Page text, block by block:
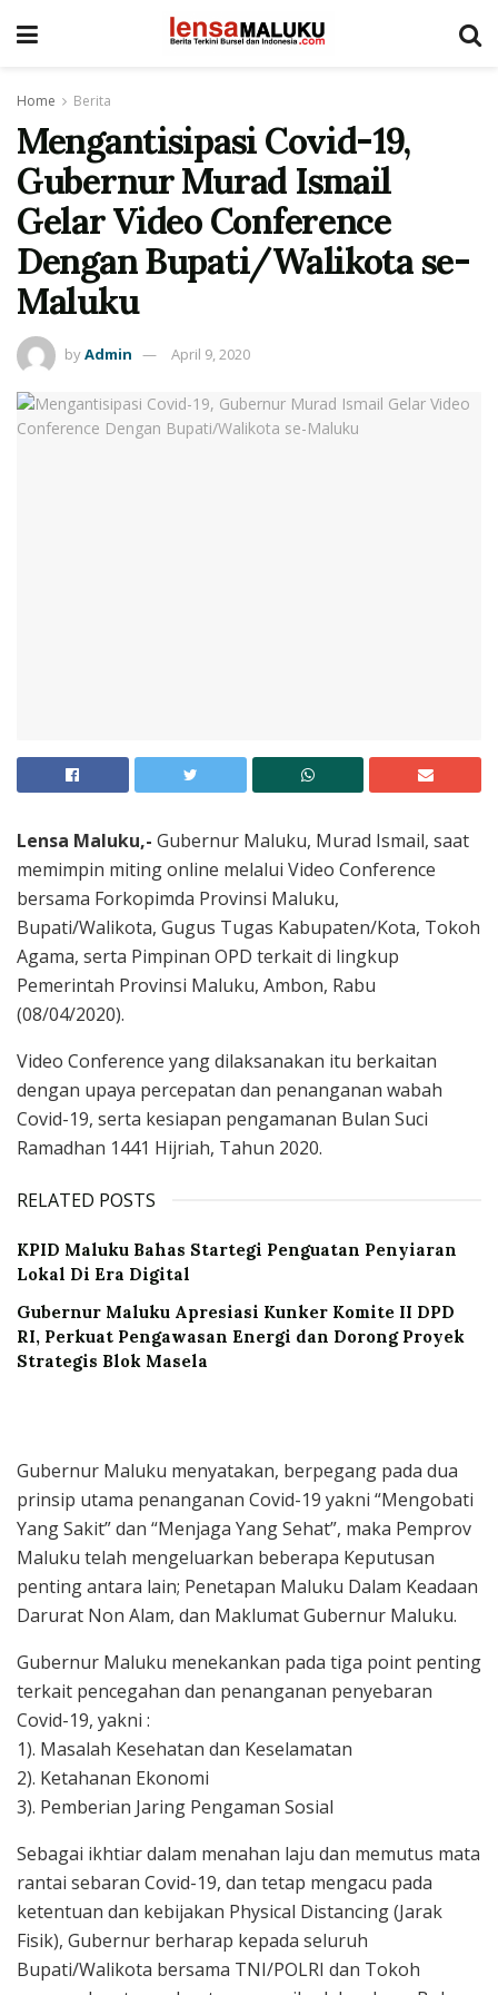
Home Berita
Mengantisipasi Covid-19,
Gubernur Murad Ismail
Gelar Video Conference
Dengan Bupati/Walikota se-
Maluku
byAdmin April 9, 2020
Lensa Maluku,- Gubernur Maluku, Murad Ismail, saat
memimpin miting online melalui Video Conference
bersama Forkopimda Provinsi Maluku,
Bupati/Walikota, Gugus Tugas Kabupaten/Kota, Tokoh
Agama, serta Pimpinan OPD terkait di lingkup
Pemerintah Provinsi Maluku, Ambon, Rabu
(08/04/2020).
Video Conference yang dilaksanakan itu berkaitan
dengan upaya percepatan dan penanganan wabah
Covid-19, serta kesiapan pengamanan Bulan Suci
Ramadhan 1441 Hijriah, Tahun 2020.
RELATED POSTS
KPID Maluku Bahas Startegi Penguatan Penyiaran
Lokal Di Era Digital
Gubernur Maluku Apresiasi Kunker Komite II DPD
RI, Perkuat Pengawasan Energi dan Dorong Proyek
Strategis Blok Masela
Gubernur Maluku menyatakan, berpegang pada dua
prinsip utama penanganan Covid-19 yakni “Mengobati
Yang Sakit” dan “Menjaga Yang Sehat”, maka Pemprov
Maluku telah mengeluarkan beberapa Keputusan
penting antara lain; Penetapan Maluku Dalam Keadaan
Darurat Non Alam, dan Maklumat Gubernur Maluku.
Gubernur Maluku menekankan pada tiga point penting
terkait pencegahan dan penanganan penyebaran
Covid-19, yakni :
1). Masalah Kesehatan dan Keselamatan
2). Ketahanan Ekonomi
3). Pemberian Jaring Pengaman Sosial
Sebagai ikhtiar dalam menahan laju dan memutus mata
rantai sebaran Covid-19, dan tetap mengacu pada
ketentuan dan kebijakan Physical Distancing (Jarak
Fisik), Gubernur berharap kepada seluruh
Bupati/Walikota bersama TNI/POLRI dan Tokoh